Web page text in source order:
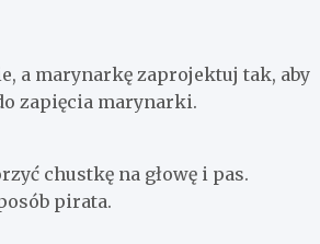
a marynarkę zaprojektuj tak, aby
zapięcia marynarki.
chustkę na głowę i pas.
pirata.